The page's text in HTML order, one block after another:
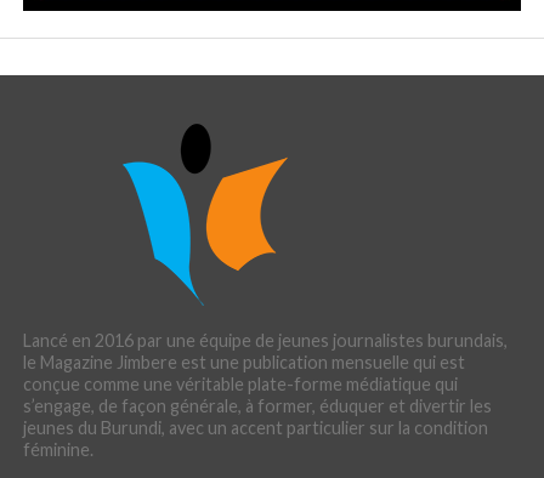
Lancé en 2016 par une équipe de jeunes journalistes burundais,
le Magazine Jimbere est une publication mensuelle qui est
conçue comme une véritable plate-forme médiatique qui
s’engage, de façon générale, à former, éduquer et divertir les
jeunes du Burundi, avec un accent particulier sur la condition
féminine.